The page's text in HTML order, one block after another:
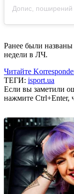
Ранее были названы
недели в ЛЧ.
Читайте
ТЕГИ: isport.ua
Если вы заметили
нажмите Ctrl+Enter,